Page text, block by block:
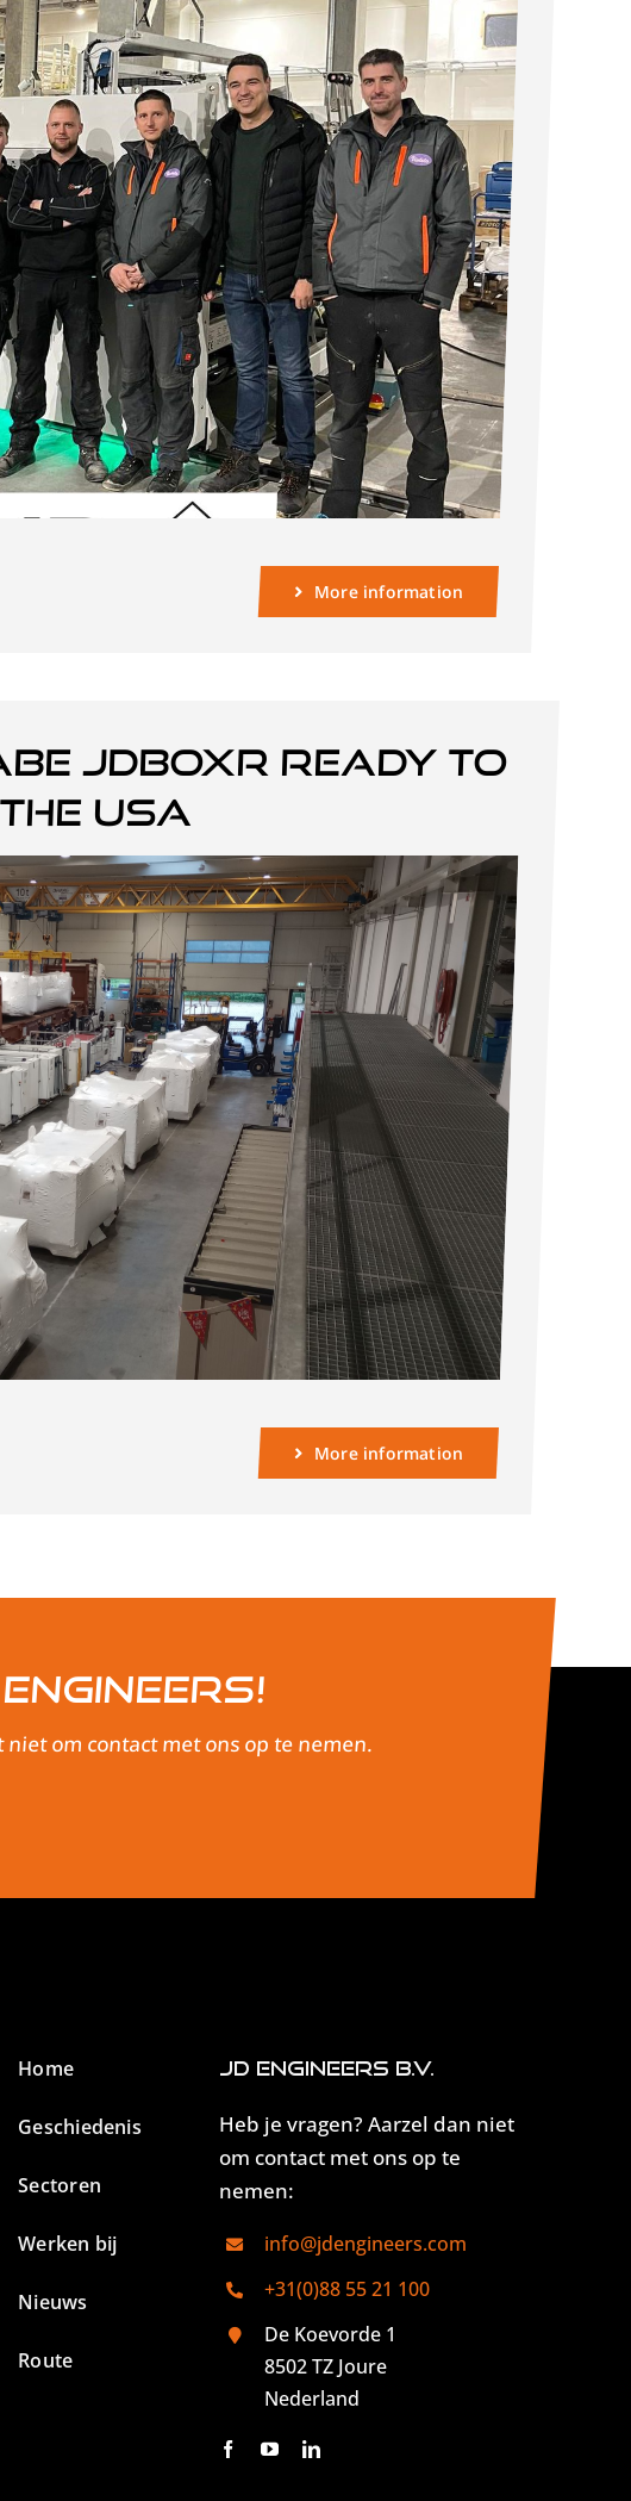
More information
JDBOXR ready to
USA
More information
om contact met ons op te nemen.
Home
Geschiedenis
Sectoren
Werken bij
Nieuws
Route
JD Engineers B.V.
Heb je vragen? Aarzel dan niet
om contact met ons op te
nemen:
info@jdengineers.com
+31(0)88 55 21 100
De Koevorde 1
8502 TZ Joure
Nederland